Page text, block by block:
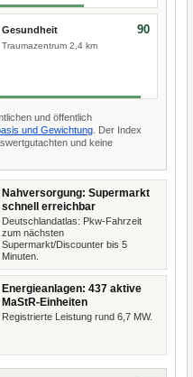
Gesundheit
Traumazentrum 2,4 km
90
und öffentlich
und Gewichtung . Der Index
und keine
Nahversorgung: Supermarkt
schnell erreichbar
Deutschlandatlas: Pkw-Fahrzeit
zum nächsten
Supermarkt/Discounter bis 5
Minuten.
Energieanlagen: 437 aktive
MaStR-Einheiten
Registrierte Leistung rund 6,7 MW.